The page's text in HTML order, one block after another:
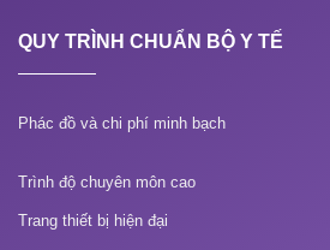
QUY TRÌNH CHUẨN BỘ Y TẾ
Phác đồ và chi phí minh bạch
Trình độ chuyên môn cao
Trang thiết bị hiện đại